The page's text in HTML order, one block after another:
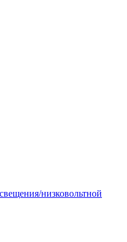
низковольтной